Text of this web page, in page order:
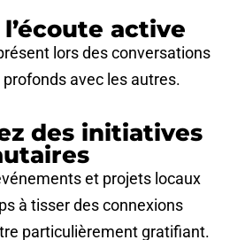
active
lors des conversations
avec les autres.
des initiatives
et projets locaux
à tisser des connexions
particulièrement gratifiant.